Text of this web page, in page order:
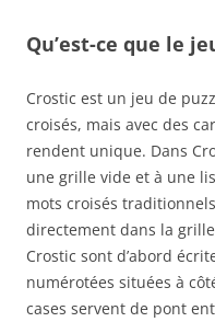
Qu’est-ce que le
Crostic est un jeu de
croisés, mais avec des
rendent unique. Dans
une grille vide et à une
mots croisés
directement dans la
Crostic sont d’abord
numérotées situées à
cases servent de pont